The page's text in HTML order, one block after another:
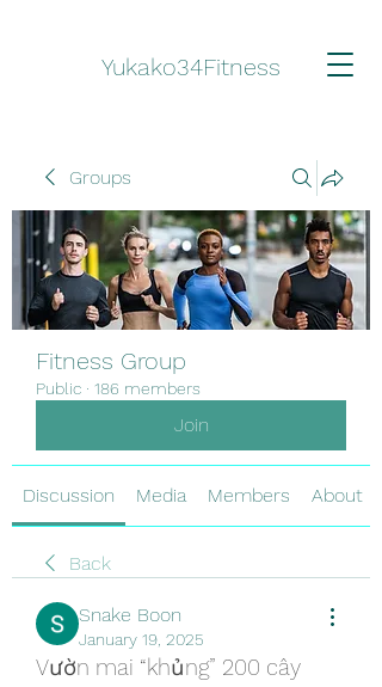
Yukako34Fitness
Groups
Fitness Group
Public · 186 members
Join
Discussion Media Members About
Back
Snake Boon
January 19, 2025
Vườn mai “khủng” 200 cây